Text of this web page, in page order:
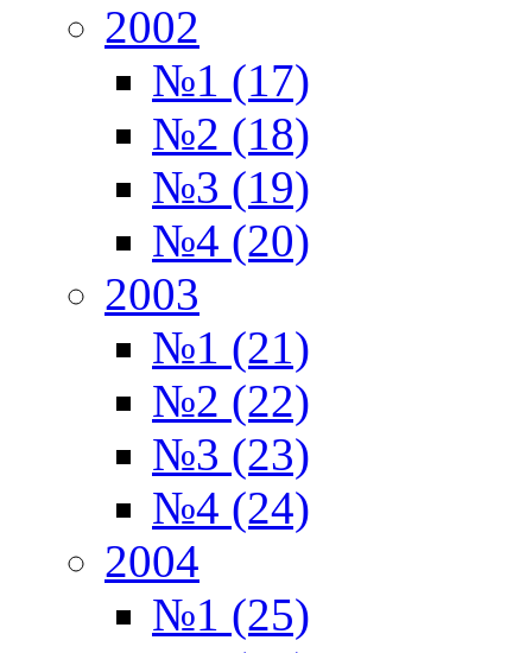
2002
№1 (17)
№2 (18)
№3 (19)
№4 (20)
2003
№1 (21)
№2 (22)
№3 (23)
№4 (24)
2004
№1 (25)